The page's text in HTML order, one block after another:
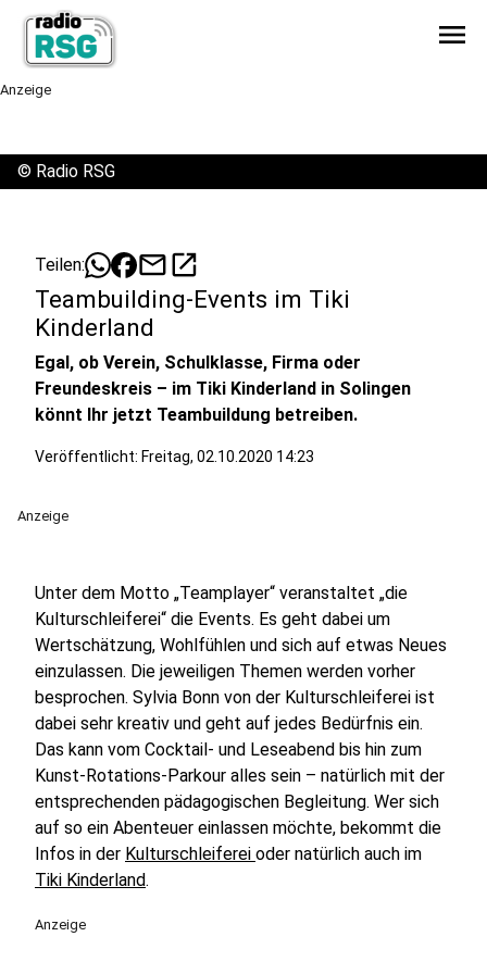
menu
Anzeige
© Radio RSG
Teilen: mailopen_in_new
Teambuilding-Events im Tiki
Kinderland
Egal, ob Verein, Schulklasse, Firma oder
Freundeskreis – im Tiki Kinderland in Solingen
könnt Ihr jetzt Teambuildung betreiben.
Veröffentlicht: Freitag, 02.10.2020 14:23
Anzeige
Unter dem Motto „Teamplayer“ veranstaltet „die
Kulturschleiferei“ die Events. Es geht dabei um
Wertschätzung, Wohlfühlen und sich auf etwas Neues
einzulassen. Die jeweiligen Themen werden vorher
besprochen. Sylvia Bonn von der Kulturschleiferei ist
dabei sehr kreativ und geht auf jedes Bedürfnis ein.
Das kann vom Cocktail- und Leseabend bis hin zum
Kunst-Rotations-Parkour alles sein – natürlich mit der
entsprechenden pädagogischen Begleitung. Wer sich
auf so ein Abenteuer einlassen möchte, bekommt die
Infos in der Kulturschleiferei oder natürlich auch im
Tiki Kinderland.
Anzeige